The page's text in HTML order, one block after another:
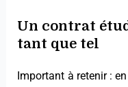
Un contrat
tant que tel
Important à retenir :